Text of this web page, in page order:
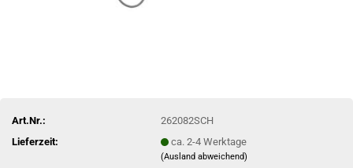
Art.Nr.:
262082SCH
Lieferzeit:
ca. 2-4 Werktage
(Ausland abweichend)